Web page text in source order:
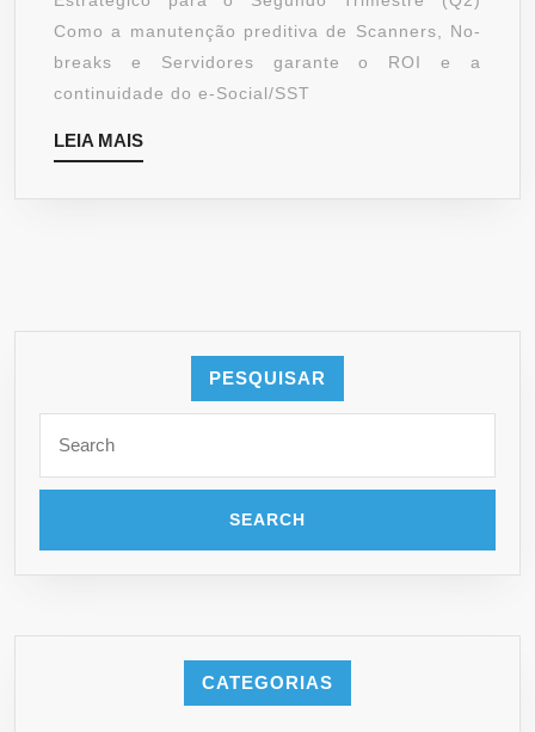
Como a manutenção preditiva de Scanners, No-
breaks e Servidores garante o ROI e a
continuidade do e-Social/SST
LEIA MAISLEIA
MAIS
PESQUISAR
for:
CATEGORIAS